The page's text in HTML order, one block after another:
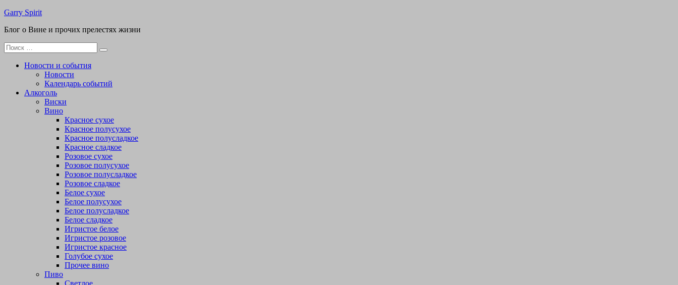
Перейти
содержимому
Garry Spirit
Блог о Вине и прочих прелестях жизни
Поиск
для:
Новости и события
Новости
Календарь событий
Алкоголь
Виски
Вино
Красное сухое
Красное полусухое
Красное полусладкое
Красное сладкое
Розовое сухое
Розовое полусухое
Розовое полусладкое
Розовое сладкое
Белое сухое
Белое полусухое
Белое полусладкое
Белое сладкое
Игристое белое
Игристое розовое
Игристое красное
Голубое сухое
Прочее вино
Пиво
Светлое